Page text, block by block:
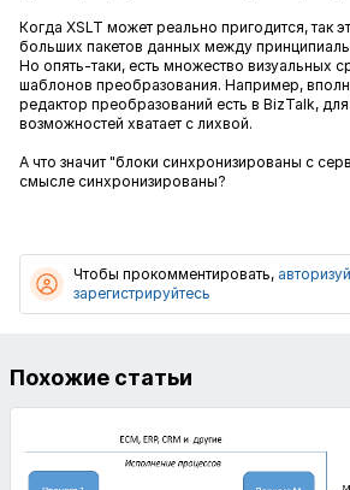
Когда XSLT может реально пригодится, так
больших пакетов данных между
Но опять-таки, есть множество визуальных
шаблонов преобразования. Например,
редактор преобразований есть в BizTalk,
возможностей хватает с лихвой.
А что значит "блоки синхронизированы с
смысле синхронизированы?
Чтобы прокомментировать,
зарегистрируйтесь
Похожие статьи